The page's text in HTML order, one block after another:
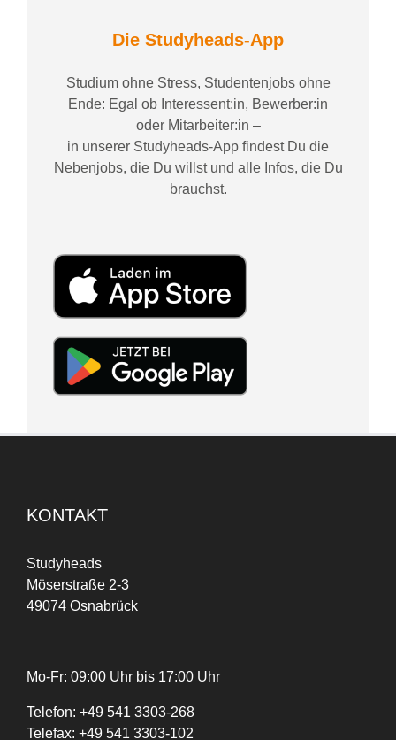
Die Studyheads-App
Studium ohne Stress, Studentenjobs ohne
Ende: Egal ob Interessent:in, Bewerber:in
oder Mitarbeiter:in –
in unserer Studyheads-App findest Du die
Nebenjobs, die Du willst und alle Infos, die Du
brauchst.
KONTAKT
Studyheads
Möserstraße 2-3
49074 Osnabrück
Mo-Fr: 09:00 Uhr bis 17:00 Uhr
Telefon: +49 541 3303-268
Telefax: +49 541 3303-102